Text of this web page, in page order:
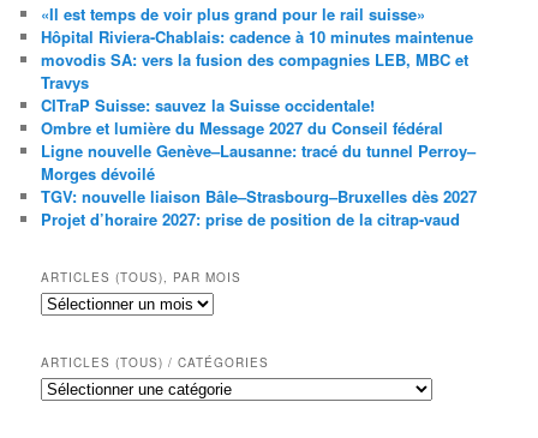
«Il est temps de voir plus grand pour le rail suisse»
Hôpital Riviera-Chablais: cadence à 10 minutes maintenue
movodis SA: vers la fusion des compagnies LEB, MBC et
Travys
CITraP Suisse: sauvez la Suisse occidentale!
Ombre et lumière du Message 2027 du Conseil fédéral
Ligne nouvelle Genève–Lausanne: tracé du tunnel Perroy–
Morges dévoilé
TGV: nouvelle liaison Bâle–Strasbourg–Bruxelles dès 2027
Projet d’horaire 2027: prise de position de la citrap-vaud
ARTICLES (TOUS), PAR MOIS
Articles
(tous),
mois
ARTICLES (TOUS) / CATÉGORIES
Articles
(tous)